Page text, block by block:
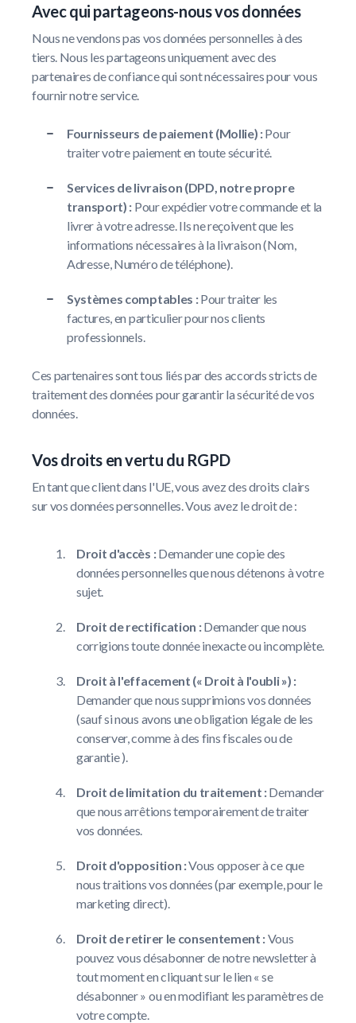
Avec qui partageons-nous vos données
Nous ne vendons pas vos données personnelles à des
tiers. Nous les partageons uniquement avec des
partenaires de confiance qui sont nécessaires pour vous
fournir notre service.
Fournisseurs de paiement (Mollie) :Pour
traiter votre paiement en toute sécurité.
Services de livraison (DPD, notre propre
transport) : Pour expédier votre commande et la
livrer à votre adresse. Ils ne reçoivent que les
informations nécessaires à la livraison (Nom,
Adresse, Numéro de téléphone).
Systèmes comptables :Pour traiter les
factures, en particulier pour nos clients
professionnels.
Ces partenaires sont tous liés par des accords stricts de
traitement des données pour garantir la sécurité de vos
données.
Vos droits en vertu du RGPD
En tant que client dans l'UE, vous avez des droits clairs
sur vos données personnelles. Vous avez le droit de :
Droit d'accès :Demander une copie des
données personnelles que nous détenons à votre
sujet.
Droit de rectification :Demander que nous
corrigions toute donnée inexacte ou incomplète.
Droit à l'effacement (« Droit à l'oubli ») :
Demander que nous supprimions vos données
(sauf si nous avons une obligation légale de les
conserver, comme à des fins fiscales ou de
garantie ).
Droit de limitation du traitement :Demander
que nous arrêtions temporairement de traiter
vos données.
Droit d'opposition :Vous opposer à ce que
nous traitions vos données (par exemple, pour le
marketing direct).
Droit de retirer le consentement :Vous
pouvez vous désabonner de notre newsletter à
tout moment en cliquant sur le lien « se
désabonner » ou en modifiant les paramètres de
votre compte.